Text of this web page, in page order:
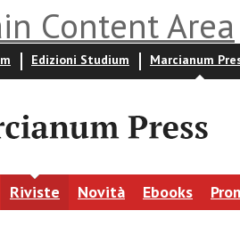
Content Area
Edizioni Studium Marcianum
Riviste Novità Ebooks